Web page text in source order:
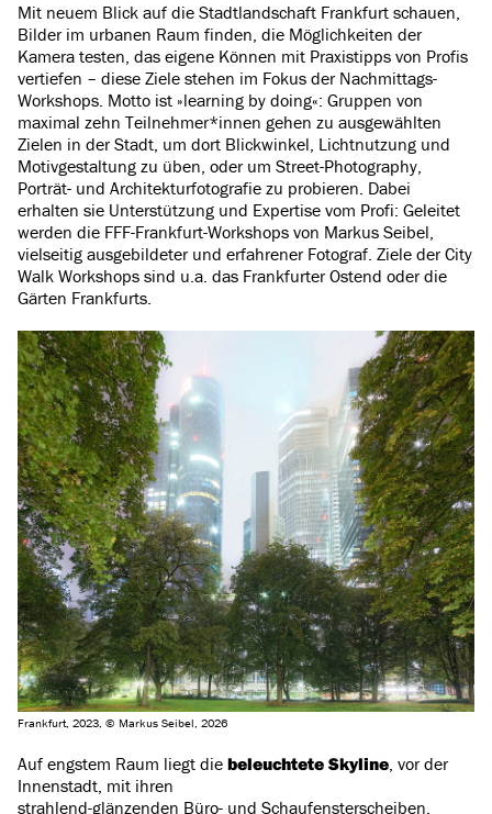
Mit neuem Blick auf die Stadtlandschaft Frankfurt schauen,
Bilder im urbanen Raum finden, die Möglichkeiten der
Kamera testen, das eigene Können mit Praxistipps von Profis
vertiefen – diese Ziele stehen im Fokus der Nachmittags-
Workshops. Motto ist »learning by doing«: Gruppen von
maximal zehn Teilnehmer*innen gehen zu ausgewählten
Zielen in der Stadt, um dort Blickwinkel, Lichtnutzung und
Motivgestaltung zu üben, oder um Street-Photography,
Porträt- und Architekturfotografie zu probieren. Dabei
erhalten sie Unterstützung und Expertise vom Profi: Geleitet
werden die FFF-Frankfurt-Workshops von Markus Seibel,
vielseitig ausgebildeter und erfahrener Fotograf. Ziele der City
Walk Workshops sind u.a. das Frankfurter Ostend oder die
Gärten Frankfurts.
Frankfurt, 2023, © Markus Seibel, 2026
Auf engstem Raum liegt die beleuchtete Skyline , vor der
Innenstadt, mit ihren
strahlend-glänzenden Büro- und Schaufensterscheiben.